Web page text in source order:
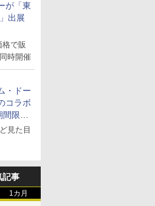
が「東
出展
で販
時開催
・ドー
コラボ
限定
見た目
記事
1カ月